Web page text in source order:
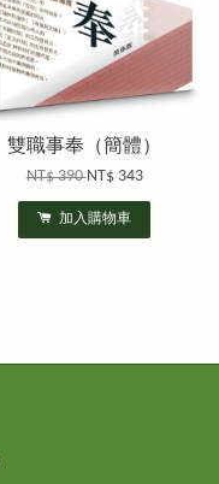
雙職事奉（簡體）
NT$ 390NT$ 343
加入購物車